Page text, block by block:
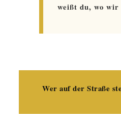
weißt du, wo wir
Wer auf der Straße